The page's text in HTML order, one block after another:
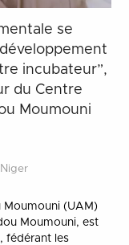
se
incubateur”,
du Centre
Moumouni
Moumouni (UAM)
Moumouni, est
fédérant les